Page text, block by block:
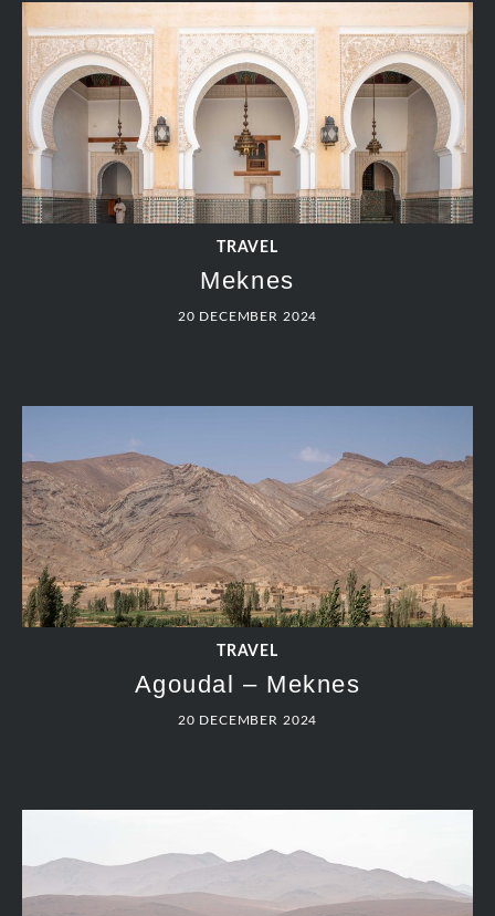
TRAVEL
Meknes
20 DECEMBER 2024
TRAVEL
Agoudal – Meknes
20 DECEMBER 2024